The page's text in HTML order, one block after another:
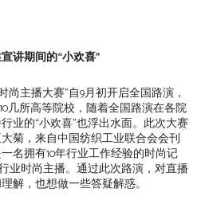
讲期间的“小欢喜”
尚主播大赛”自9月初开启全国路演，
几所高等院校，随着全国路演在各院
业的“小欢喜”也浮出水面。此次大赛
菊，来自中国纺织工业联合会会刊
名拥有10年行业工作经验的时尚记
业时尚主播。通过此次路演，对直播
解，也想做一些答疑解惑。